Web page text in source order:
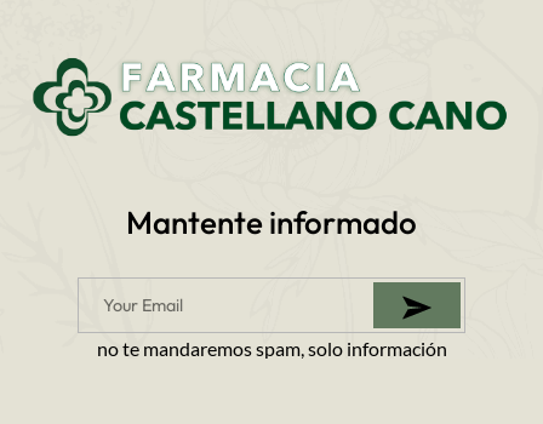
Mantente informado
no te mandaremos spam, solo información